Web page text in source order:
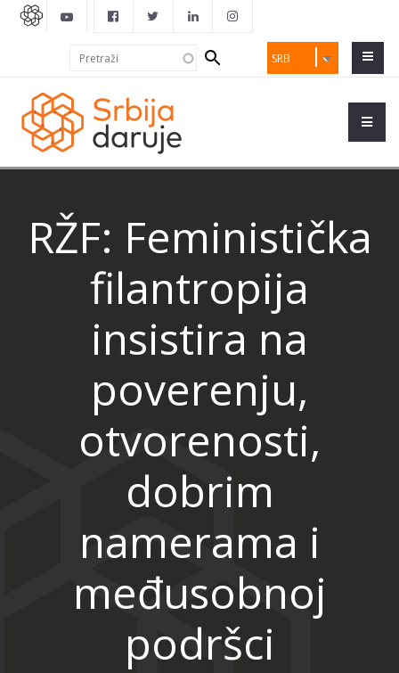
SRB
Search
form
RŽF: Feministička
filantropija
insistira na
poverenju,
otvorenosti,
dobrim
namerama i
međusobnoj
podršci